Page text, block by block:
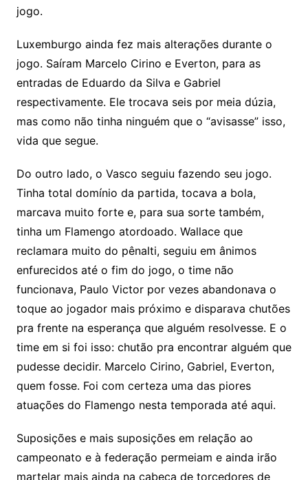
jogo.
Luxemburgo ainda fez mais alterações durante o
jogo. Saíram Marcelo Cirino e Everton, para as
entradas de Eduardo da Silva e Gabriel
respectivamente. Ele trocava seis por meia dúzia,
mas como não tinha ninguém que o “avisasse” isso,
vida que segue.
Do outro lado, o Vasco seguiu fazendo seu jogo.
Tinha total domínio da partida, tocava a bola,
marcava muito forte e, para sua sorte também,
tinha um Flamengo atordoado. Wallace que
reclamara muito do pênalti, seguiu em ânimos
enfurecidos até o fim do jogo, o time não
funcionava, Paulo Victor por vezes abandonava o
toque ao jogador mais próximo e disparava chutões
pra frente na esperança que alguém resolvesse. E o
time em si foi isso: chutão pra encontrar alguém que
pudesse decidir. Marcelo Cirino, Gabriel, Everton,
quem fosse. Foi com certeza uma das piores
atuações do Flamengo nesta temporada até aqui.
Suposições e mais suposições em relação ao
campeonato e à federação permeiam e ainda irão
martelar mais ainda na cabeça de torcedores de